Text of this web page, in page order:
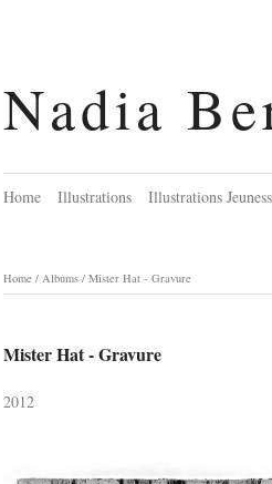
Nadia
Home Illustrations Illustrations
Home / Albums / Mister Hat - Gravure
Mister Hat - Gravure
2012